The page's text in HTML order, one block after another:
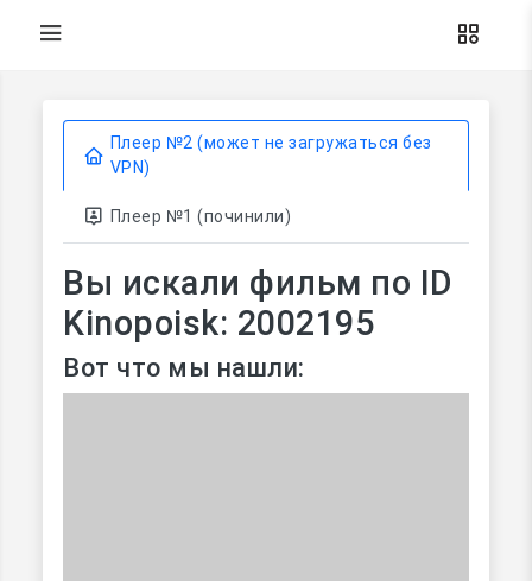
Плеер №2 (может не загружаться без
VPN)
Плеер №1 (починили)
Вы искали фильм по ID
Kinopoisk: 2002195
Вот что мы нашли: